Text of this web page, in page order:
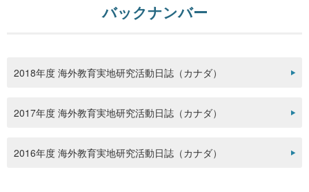
バックナンバー
2018年度 海外教育実地研究活動日誌（カナダ）
2017年度 海外教育実地研究活動日誌（カナダ）
2016年度 海外教育実地研究活動日誌（カナダ）